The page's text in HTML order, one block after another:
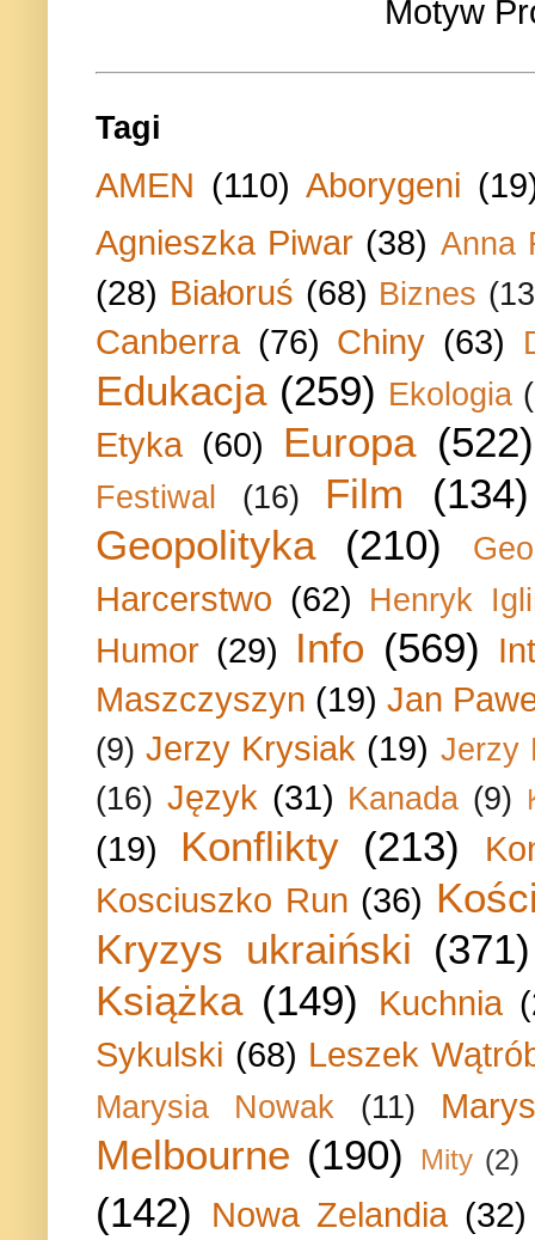
Motyw
Tagi
AMEN (110) Aborygeni
Agnieszka Piwar (38) Anna
(28) Białoruś (68) Biznes
Canberra (76) Chiny (63)
Edukacja (259) Ekologia
Etyka (60) Europa (522)
Festiwal (16) Film
(134)
Geopolityka
(210)
Harcerstwo (62) Henryk
Humor (29) Info (569)
Maszczyszyn (19) Jan
(9) Jerzy Krysiak (19) Jerzy
(16) Język (31) Kanada (9)
(19) Konflikty (213)
Kosciuszko Run (36)
Kryzys ukraiński (371)
Książka (149) Kuchnia
Sykulski (68) Leszek
Marysia Nowak (11)
Melbourne (190) Mity (2)
(142) Nowa Zelandia (32)